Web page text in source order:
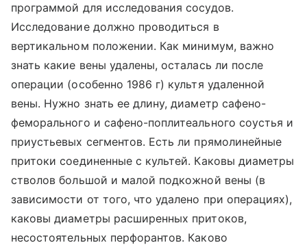
программой для исследования сосудов.
Исследование должно проводиться в
вертикальном положении. Как минимум, важно
знать какие вены удалены, осталась ли после
операции (особенно 1986 г) культя удаленной
вены. Нужно знать ее длину, диаметр сафено-
феморального и сафено-поплитеального соустья и
приустьевых сегментов. Есть ли прямолинейные
притоки соединенные с культей. Каковы диаметры
стволов большой и малой подкожной вены (в
зависимости от того, что удалено при операциях),
каковы диаметры расширенных притоков,
несостоятельных перфорантов. Каково